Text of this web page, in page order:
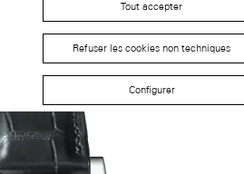
Tout accepter
Refuser les cookies non techniques
Configurer